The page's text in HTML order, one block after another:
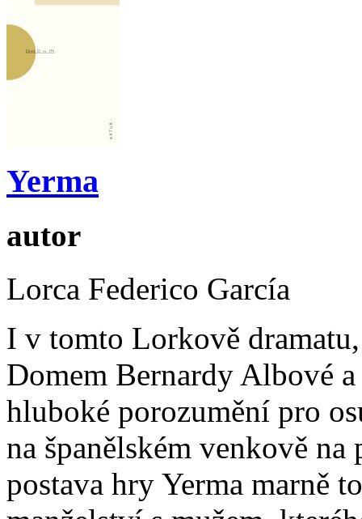
Yerma
autor
Lorca Federico García
I v tomto Lorkově
Domem Bernardy Albové
hluboké porozumění pro
na španělském venkově
postava hry Yerma marně